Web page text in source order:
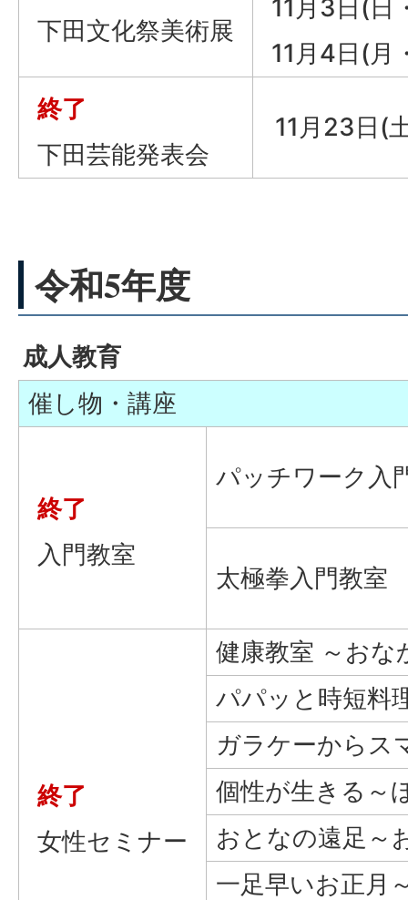
下田文化祭美術展
11月3日(日
11月4日(月
終了
下田芸能発表会
11月23日(
令和5年度
成人教育
催し物・講座
終了
入門教室
パッチワーク入
太極拳入門教室
終了
女性セミナー
健康教室 ～おな
パパッと時短料
ガラケーからス
個性が生きる～
おとなの遠足～
一足早いお正月